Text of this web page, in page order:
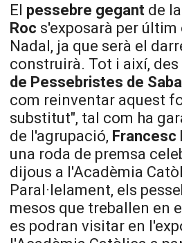
El pessebre gegant de la
Roc s'exposarà per últim
Nadal, ja que serà el
construirà. Tot i així, des
de Pessebristes de
com reinventar aquest
substitut", tal com ha
de l'agrupació, Francesc
una roda de premsa
dijous a l'Acadèmia
Paral·lelament, els
mesos que treballen en
es podran visitar en